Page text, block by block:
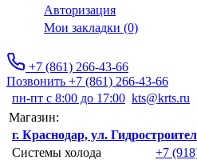
Авторизация
Мои закладки (0)
+7 (861) 266-43-66
Позвонить +7 (861) 266-43-66
пн-пт с 8:00 до 17:00 kts@krts.ru
Магазин:
г. Краснодар, ул.
Системы холода
+7